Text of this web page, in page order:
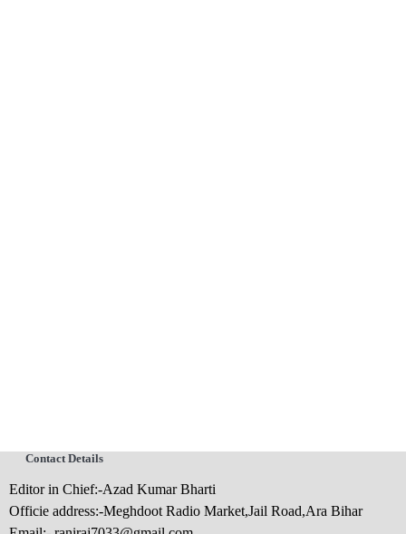
Contact Details
Editor in Chief:-Azad Kumar Bharti
Officie address:-Meghdoot Radio Market,Jail Road,Ara Bihar